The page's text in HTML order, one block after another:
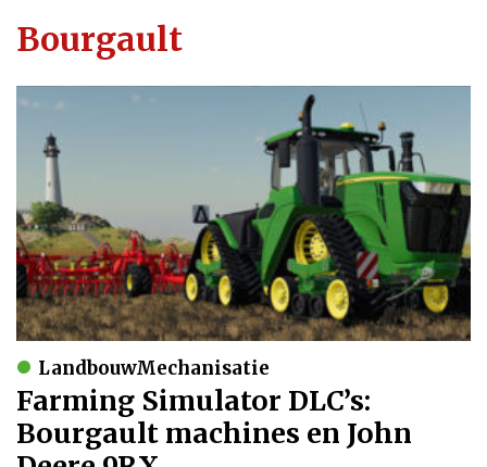
Bourgault
LandbouwMechanisatie
Farming Simulator DLC’s:
Bourgault machines en John